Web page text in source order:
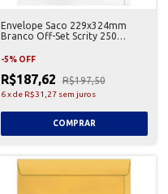
Envelope Saco 229x324mm
Branco Off-Set Scrity 250
-5% OFF
R$187,62 R$197,50
6 xde R$31,27 sem juros